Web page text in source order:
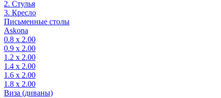
2. Стулья
3. Кресло
Письменные столы
Askona
0.8 х 2.00
0.9 х 2.00
1.2 х 2.00
1.4 х 2.00
1.6 х 2.00
1.8 х 2.00
Виза (диваны)